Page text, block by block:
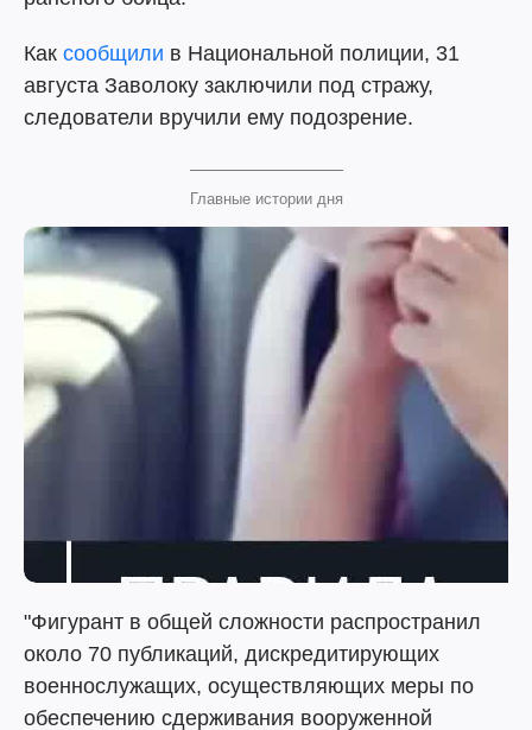
Как сообщили в Национальной полиции, 31
августа Заволоку заключили под стражу,
следователи вручили ему подозрение.
Главные истории дня
"Фигурант в общей сложности распространил
около 70 публикаций, дискредитирующих
военнослужащих, осуществляющих меры по
обеспечению сдерживания вооруженной